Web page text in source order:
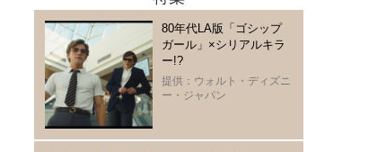
80年代LA版「ゴシップ
ガール」×シリアルキラ
ー!?
提供：ウォルト・ディズニ
ー・ジャパン